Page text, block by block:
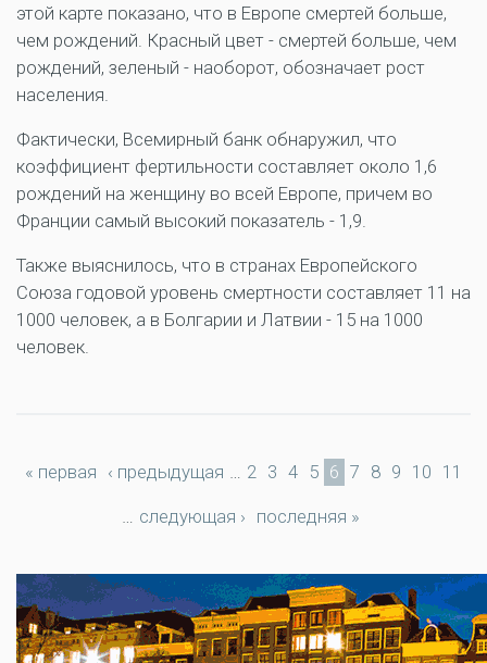
этой карте показано, что в Европе смертей больше,
чем рождений. Красный цвет - смертей больше, чем
рождений, зеленый - наоборот, обозначает рост
населения.
Фактически, Всемирный банк обнаружил, что
коэффициент фертильности составляет около 1,6
рождений на женщину во всей Европе, причем во
Франции самый высокий показатель - 1,9.
Также выяснилось, что в странах Европейского
Союза годовой уровень смертности составляет 11 на
1000 человек, а в Болгарии и Латвии - 15 на 1000
человек.
« первая ‹ предыдущая 2 3 4 5 6 7 8 9 10 11
следующая › последняя »